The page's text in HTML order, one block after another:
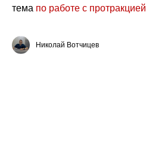
тема по работе с протракцией
Николай Вотчицев